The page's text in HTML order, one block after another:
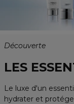
Découverte
LES
Le luxe d'un
hydrater et